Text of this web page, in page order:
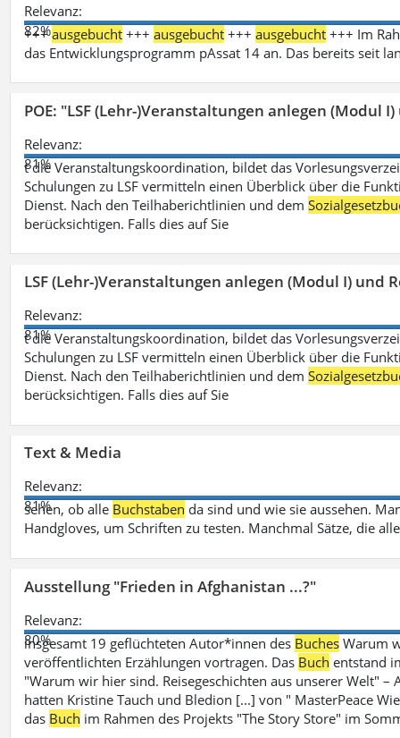
Relevanz:
82%
+++ausgebucht +++ausgebucht +++ausgebucht +++ Im
das Entwicklungsprogramm pAssat 14 an. Das bereits seit
POE: "LSF (Lehr-)Veranstaltungen anlegen (Modul
Relevanz:
81%
t die Veranstaltungskoordination, bildet das
Schulungen zu LSF vermitteln einen Überblick über die
Dienst. Nach den Teilhaberichtlinien und dem
berücksichtigen. Falls dies auf Sie
LSF (Lehr-)Veranstaltungen anlegen (Modul I) und
Relevanz:
81%
t die Veranstaltungskoordination, bildet das
Schulungen zu LSF vermitteln einen Überblick über die
Dienst. Nach den Teilhaberichtlinien und dem
berücksichtigen. Falls dies auf Sie
Text & Media
Relevanz:
81%
sehen, ob alle Buchstaben da sind und wie sie aussehen.
Handgloves, um Schriften zu testen. Manchmal Sätze, die
Ausstellung "Frieden in Afghanistan ...?"
Relevanz:
80%
insgesamt 19 geflüchteten Autor*innen des Buches Warum
veröffentlichten Erzählungen vortragen. Das Buch entstand
"Warum wir hier sind. Reisegeschichten aus unserer Welt"
hatten Kristine Tauch und Bledion [...] von " MasterPeace
das Buch im Rahmen des Projekts "The Story Store" im